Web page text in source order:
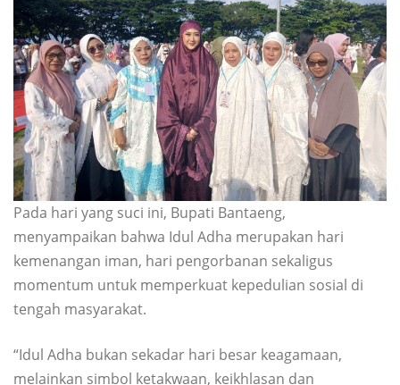
Pada hari yang suci ini, Bupati Bantaeng,
menyampaikan bahwa Idul Adha merupakan hari
kemenangan iman, hari pengorbanan sekaligus
momentum untuk memperkuat kepedulian sosial di
tengah masyarakat.
“Idul Adha bukan sekadar hari besar keagamaan,
melainkan simbol ketakwaan, keikhlasan dan